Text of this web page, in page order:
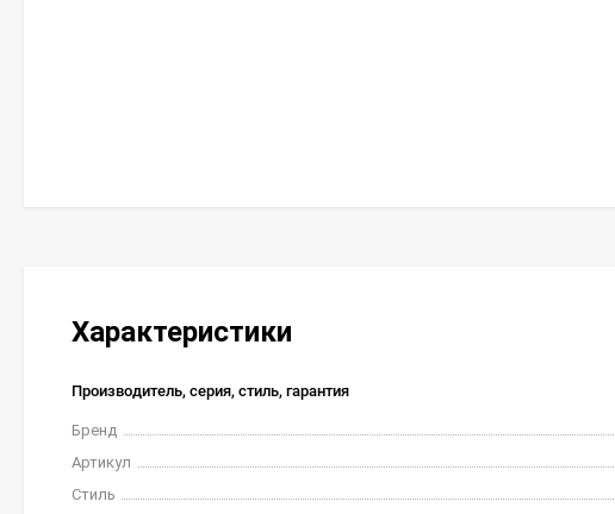
Характеристики
Производитель, серия, стиль, гарантия
Бренд
Артикул
Стиль